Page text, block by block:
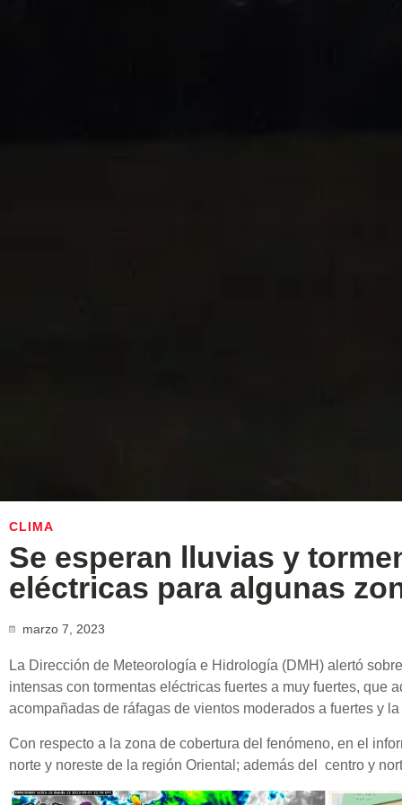
CLIMA
Se esperan lluvias y
eléctricas para algunas
marzo 7, 2023
La Dirección de Meteorología e Hidrología (DMH) alertó
intensas con tormentas eléctricas fuertes a muy fuertes, que
acompañadas de ráfagas de vientos moderados a fuertes y
Con respecto a la zona de cobertura del fenómeno, en el
norte y noreste de la región Oriental; además del centro y